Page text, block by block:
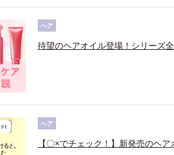
ヘア
待望のヘアオイル登場！シリーズ
ヘア
【〇×でチェック！】新発売のヘ